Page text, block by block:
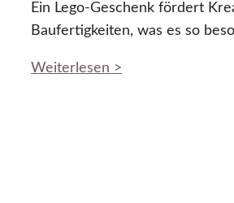
Ein Lego-Geschenk fördert
Baufertigkeiten, was es so
Weiterlesen >